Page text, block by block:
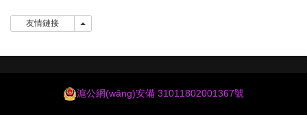
友情鏈接 友情鏈接
滬公網(wǎng)安備 31011802001367號